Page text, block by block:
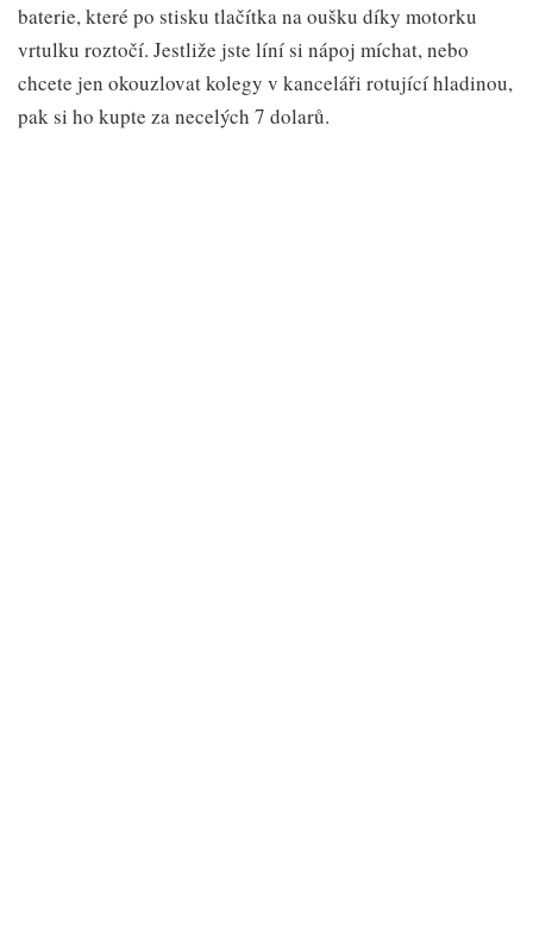
baterie, které po stisku tlačítka na oušku díky motorku
vrtulku roztočí. Jestliže jste líní si nápoj míchat, nebo
chcete jen okouzlovat kolegy v kanceláři rotující hladinou,
pak si ho kupte za necelých 7 dolarů.